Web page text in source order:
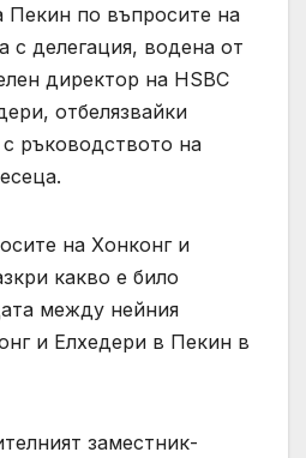
Пекин по въпросите на
с делегация, водена от
директор на HSBC
отбелязвайки
ръководството на
на Хонконг и
какво е било
между нейния
и Елхедери в Пекин в
заместник-